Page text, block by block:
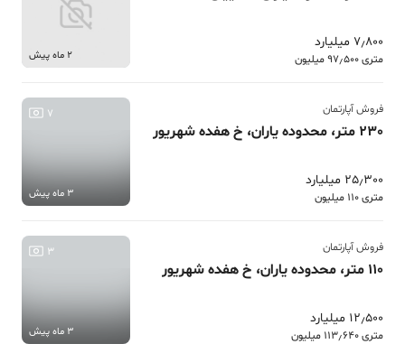
7٫800 میلیارد
متری 97٫500 میلیون 2 ماه پیش
فروش آپارتمان
230 متر، محدوده یاران، خ هفده شهریور
25٫300 میلیارد
متری 110 میلیون
7
3 ماه پیش
فروش آپارتمان
110 متر، محدوده یاران، خ هفده شهریور
12٫500 میلیارد
متری 113٫640 میلیون
3
3 ماه پیش